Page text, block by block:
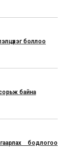
боллоо
байна
бодлогоо